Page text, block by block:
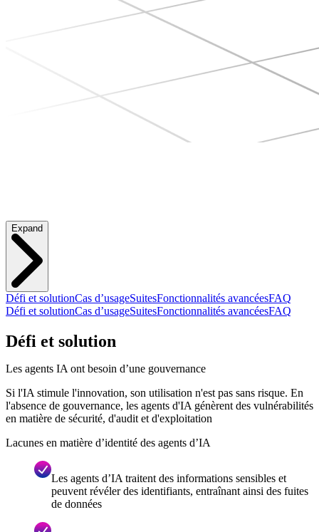
Expand
Défi et solutionCas d’usageSuitesFonctionnalités avancéesFAQ
Défi et solutionCas d’usageSuitesFonctionnalités avancéesFAQ
Défi et solution
Les agents IA ont besoin d’une gouvernance
Si l'IA stimule l'innovation, son utilisation n'est pas sans risque. En
l'absence de gouvernance, les agents d'IA génèrent des vulnérabilités
en matière de sécurité, d'audit et d'exploitation
Lacunes en matière d’identité des agents d’IA
Les agents d’IA traitent des informations sensibles et
peuvent révéler des identifiants, entraînant ainsi des fuites
de données